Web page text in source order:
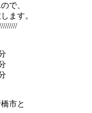
で、
ます。
市と